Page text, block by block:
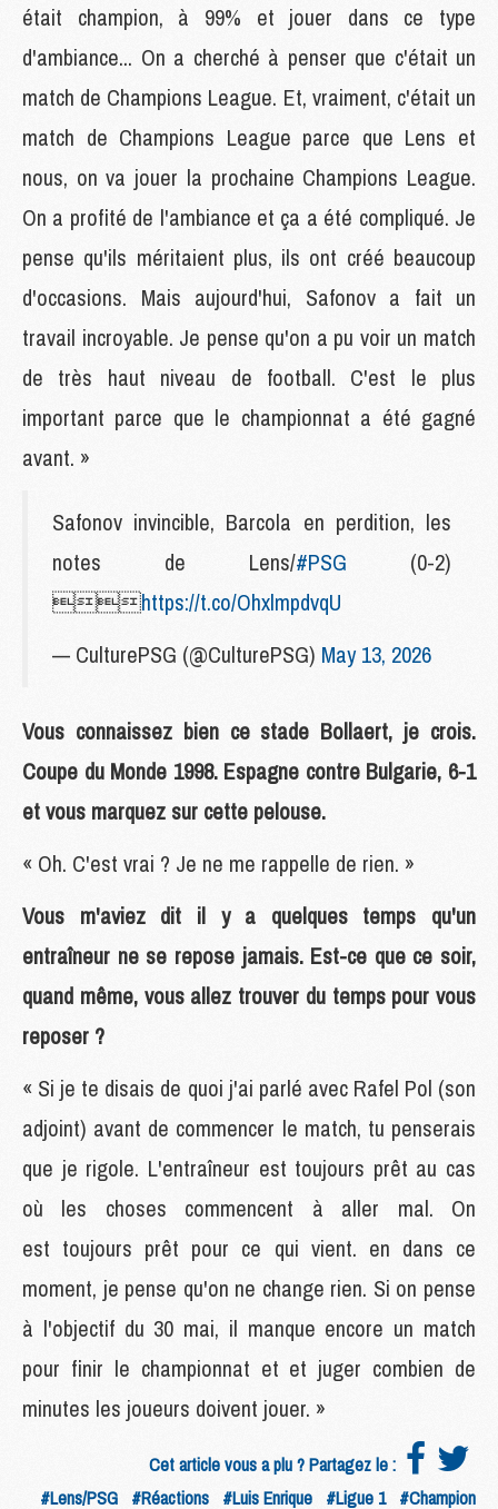
était champion, à 99% et jouer dans ce type
d'ambiance... On a cherché à penser que c'était un
match de Champions League. Et, vraiment, c'était un
match de Champions League parce que Lens et
nous, on va jouer la prochaine Champions League.
On a profité de l'ambiance et ça a été compliqué. Je
pense qu'ils méritaient plus, ils ont créé beaucoup
d'occasions. Mais aujourd'hui, Safonov a fait un
travail incroyable. Je pense qu'on a pu voir un match
de très haut niveau de football. C'est le plus
important parce que le championnat a été gagné
avant. »
Safonov invincible, Barcola en perdition, les
notes de Lens/#PSG (0-2)
https://t.co/OhxlmpdvqU
— CulturePSG (@CulturePSG) May 13, 2026
Vous connaissez bien ce stade Bollaert, je crois.
Coupe du Monde 1998. Espagne contre Bulgarie, 6-1
et vous marquez sur cette pelouse.
« Oh. C'est vrai ? Je ne me rappelle de rien. »
Vous m'aviez dit il y a quelques temps qu'un
entraîneur ne se repose jamais. Est-ce que ce soir,
quand même, vous allez trouver du temps pour vous
reposer ?
« Si je te disais de quoi j'ai parlé avec Rafel Pol (son
adjoint) avant de commencer le match, tu penserais
que je rigole. L'entraîneur est toujours prêt au cas
où les choses commencent à aller mal. On
est toujours prêt pour ce qui vient. en dans ce
moment, je pense qu'on ne change rien. Si on pense
à l'objectif du 30 mai, il manque encore un match
pour finir le championnat et et juger combien de
minutes les joueurs doivent jouer. »
Cet article vous a plu ? Partagez le :
#Lens/PSG #Réactions #Luis Enrique #Ligue 1 #Champion